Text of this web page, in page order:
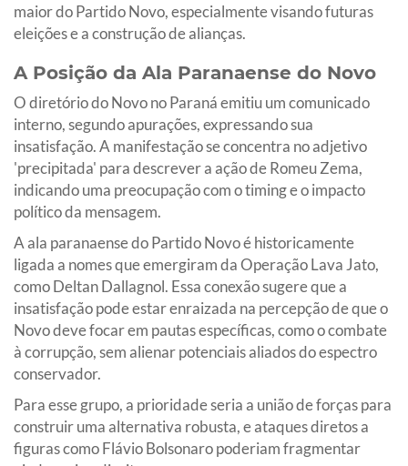
maior do Partido Novo, especialmente visando futuras
eleições e a construção de alianças.
A Posição da Ala Paranaense do Novo
O diretório do Novo no Paraná emitiu um comunicado
interno, segundo apurações, expressando sua
insatisfação. A manifestação se concentra no adjetivo
'precipitada' para descrever a ação de Romeu Zema,
indicando uma preocupação com o timing e o impacto
político da mensagem.
A ala paranaense do Partido Novo é historicamente
ligada a nomes que emergiram da Operação Lava Jato,
como Deltan Dallagnol. Essa conexão sugere que a
insatisfação pode estar enraizada na percepção de que o
Novo deve focar em pautas específicas, como o combate
à corrupção, sem alienar potenciais aliados do espectro
conservador.
Para esse grupo, a prioridade seria a união de forças para
construir uma alternativa robusta, e ataques diretos a
figuras como Flávio Bolsonaro poderiam fragmentar